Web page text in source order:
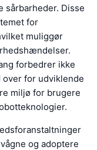
sårbarheder. Disse
for
muliggør
forbedrer ikke
for udviklende
miljø for brugere
og adoptere